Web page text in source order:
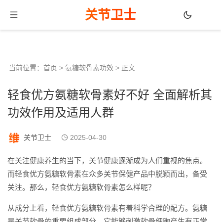
关节卫士
当前位置： 首页 > 氨糖软骨素功效 > 正文
轻食优方氨糖软骨素好不好 全面解析其
功效作用及适用人群
关节卫士 2025-04-30
在关注健康养生的当下，关节健康逐渐成为人们重视的焦点。
而轻食优方氨糖软骨素在众多关节保健产品中脱颖而出，备受
关注。那么，轻食优方氨糖软骨素怎么样呢？
从成分上看，轻食优方氨糖软骨素有着科学合理的配方。氨糖